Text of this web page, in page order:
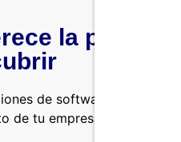
la pena
de software pueden
de tu empresa